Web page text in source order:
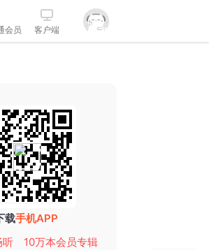
会员 客户端
载手机APP
听
10万本会员专辑